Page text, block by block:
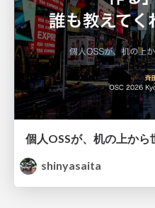
個人OSSが、机の上か
shinyasaita